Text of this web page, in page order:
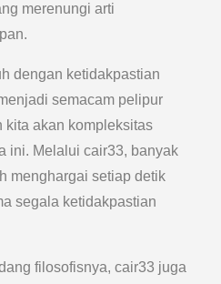
merenungi arti
dengan ketidakpastian
semacam pelipur
kita akan kompleksitas
ini. Melalui cair33, banyak
menghargai setiap detik
segala ketidakpastian
filosofisnya, cair33 juga